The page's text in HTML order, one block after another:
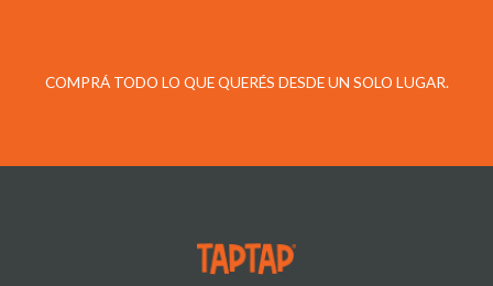
COMPRÁ TODO LO QUE QUERÉS DESDE UN SOLO LUGAR.